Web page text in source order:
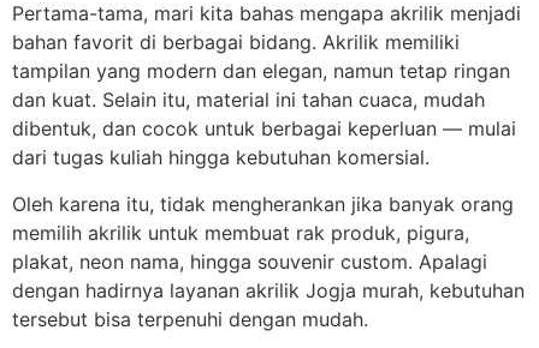
Pertama-tama, mari kita bahas mengapa akrilik menjadi
bahan favorit di berbagai bidang. Akrilik memiliki
tampilan yang modern dan elegan, namun tetap ringan
dan kuat. Selain itu, material ini tahan cuaca, mudah
dibentuk, dan cocok untuk berbagai keperluan — mulai
dari tugas kuliah hingga kebutuhan komersial.
Oleh karena itu, tidak mengherankan jika banyak orang
memilih akrilik untuk membuat rak produk, pigura,
plakat, neon nama, hingga souvenir custom. Apalagi
dengan hadirnya layanan akrilik Jogja murah, kebutuhan
tersebut bisa terpenuhi dengan mudah.